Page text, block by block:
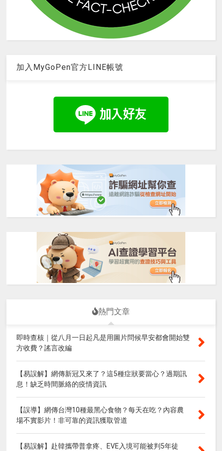
加入MyGoPen官方LINE帳號
熱門文章
即時查核｜從八月一日起凡是用圖片問候早安都會開始雙
方收費？謠言改編
【易誤解】網傳新冠又來了？這5種症狀要當心？過期訊
息！缺乏時間脈絡的疫情資訊
【誤導】網傳台灣10種最黑心食物？每天在吃？內容農
場不實影片！非可靠的資訊獲取管道
【易誤解】赴韓攜帶普拿疼、EVE入境可能被判5年徒